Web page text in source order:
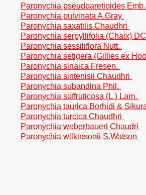
Paronychia pseudoaretioides
Paronychia pulvinata A.Gray
Paronychia saxatilis Chaudhri
Paronychia serpyllifolia (Chaix)
Paronychia sessiliflora Nutt.
Paronychia setigera (Gillies ex
Paronychia sinaica Fresen.
Paronychia sintenisii Chaudhri
Paronychia subandina Phil.
Paronychia suffruticosa (L.) Lam.
Paronychia taurica Borhidi &
Paronychia turcica Chaudhri
Paronychia weberbaueri Chaudri
Paronychia wilkinsonii S.Watson